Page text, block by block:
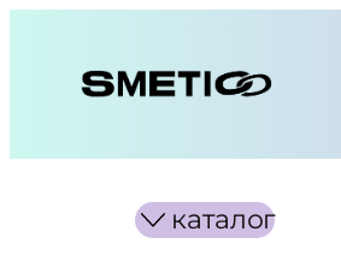
содержимому
каталог